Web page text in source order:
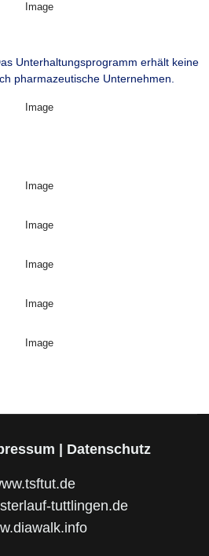
Unterhaltungsprogramm erhält keine
pharmazeutische Unternehmen.
| Datenschutz
tuttlingen.de